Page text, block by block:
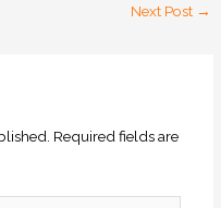
Next Post →
Required fields are